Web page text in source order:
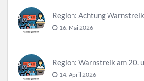
16. Mai 2026
14. April 2026